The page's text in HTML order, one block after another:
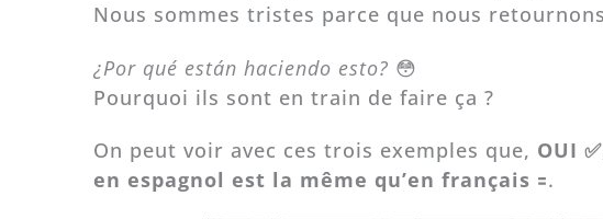
Nous sommes tristes parce que nous
¿Por qué están haciendo esto? 😳
Pourquoi ils sont en train de faire ça ?
On peut voir avec ces trois exemples que, OUI ✅
en espagnol est la même qu’en français 🟰.